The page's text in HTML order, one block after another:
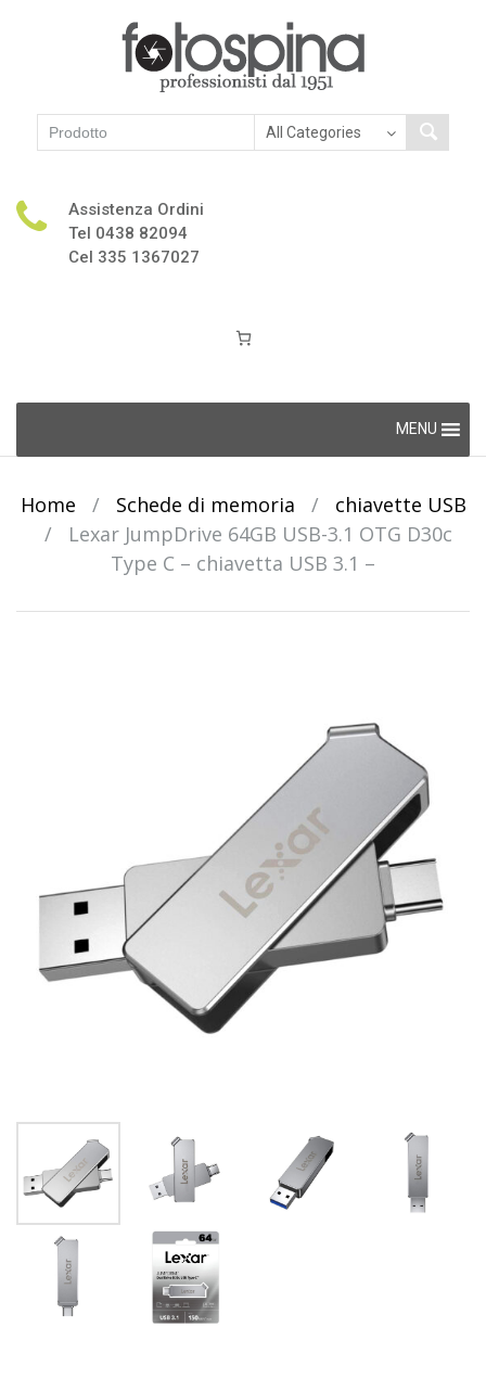
Assistenza Ordini
Tel 0438 82094
Cel 335 1367027
content
MENU
Home / Schede di memoria /
chiavette USB
/
Lexar JumpDrive 64GB USB-3.1 OTG D30c
Type C – chiavetta USB 3.1 –